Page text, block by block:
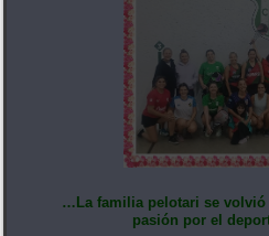
…La familia pelotari se volvió
pasión por el